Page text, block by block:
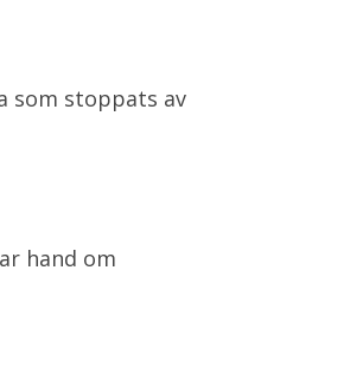
som stoppats av
hand om